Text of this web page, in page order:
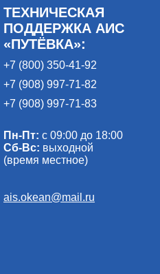
ТЕХНИЧЕСКАЯ
ПОДДЕРЖКА АИС
«ПУТЁВКА»:
+7 (800) 350-41-92
+7 (908) 997-71-82
+7 (908) 997-71-83
Пн-Пт: с 09:00 до 18:00
Сб-Вс: выходной
(время местное)
ais.okean@mail.ru